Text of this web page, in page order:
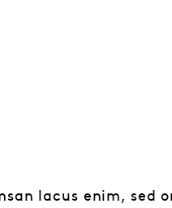
lacus enim, sed